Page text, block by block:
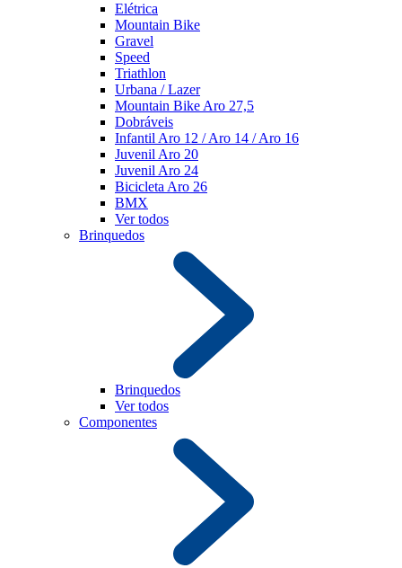
Elétrica
Mountain Bike
Gravel
Speed
Triathlon
Urbana / Lazer
Mountain Bike Aro 27,5
Dobráveis
Infantil Aro 12 / Aro 14 / Aro 16
Juvenil Aro 20
Juvenil Aro 24
Bicicleta Aro 26
BMX
Ver todos
Brinquedos
Brinquedos
Ver todos
Componentes